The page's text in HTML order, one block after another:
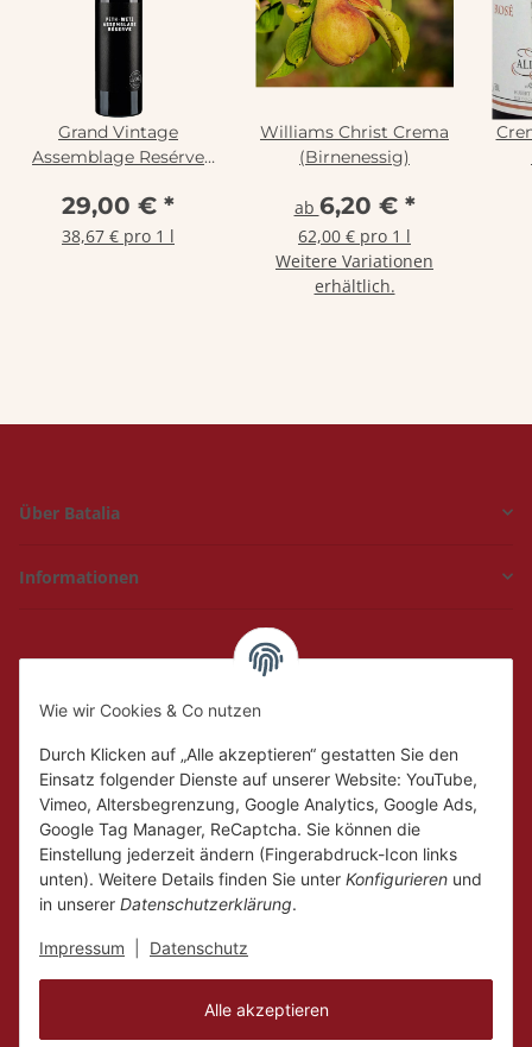
Alle akzeptieren
Wie wir Cookies & Co nutzen
Durch Klicken auf „Alle akzeptieren“ gestatten Sie den
Einsatz folgender Dienste auf unserer Website: YouTube,
Vimeo, Altersbegrenzung, Google Analytics, Google Ads,
Google Tag Manager, ReCaptcha. Sie können die
Einstellung jederzeit ändern (Fingerabdruck-Icon links
unten). Weitere Details finden Sie unter Konfigurieren und
in unserer Datenschutzerklärung.
Impressum Datenschutz
Grand Vintage
Assemblage Resérve
29,00 € *
38,67 € pro 1 l
Williams Christ Crema
(Birnenessig)
ab 6,20 € *
62,00 € pro 1 l
Weitere Variationen
erhältlich.
Über Batalia
Informationen
Hückelhoven und
Di. - Fr.
10:00 - 18:00
10:00 - 14:00